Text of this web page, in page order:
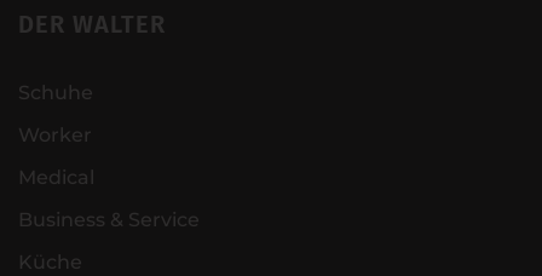
DER WALTER
Schuhe
Worker
Medical
Business & Service
Küche